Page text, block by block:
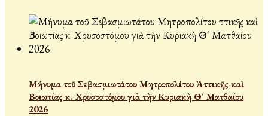
Μήνυμα τοῦ Σεβασμιωτάτου Μητροπολίτου Ἀττικῆς καὶ
Βοιωτίας κ. Χρυσοστόμου γιὰ τὴν Κυριακὴ Θ´ Ματθαίου
2026